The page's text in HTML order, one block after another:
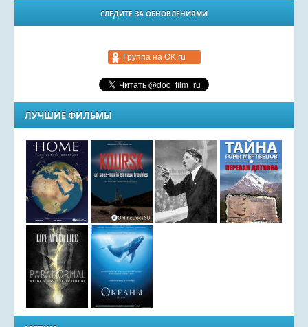
СЛЕДИТЕ ЗА ОБНОВЛЕНИЯМИ
Группа на OK.ru
ЛУЧШИЕ ФИЛЬМЫ